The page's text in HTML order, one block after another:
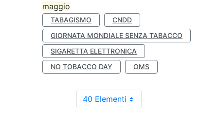
maggio
TABAGISMO
CNDD
GIORNATA MONDIALE SENZA TABACCO
SIGARETTA ELETTRONICA
NO TOBACCO DAY
OMS
40 Elementi